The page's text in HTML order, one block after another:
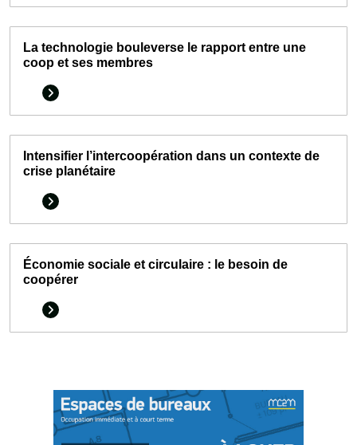
La technologie bouleverse le rapport entre une
coop et ses membres
Intensifier l’intercoopération dans un contexte de
crise planétaire
Économie sociale et circulaire : le besoin de
coopérer